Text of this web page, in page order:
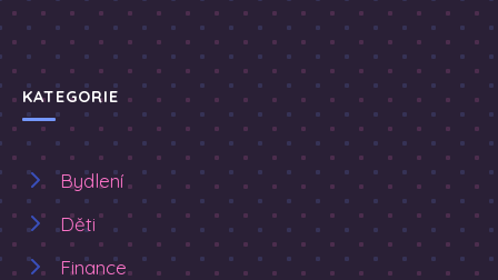
KATEGORIE
Bydlení
Děti
Finance